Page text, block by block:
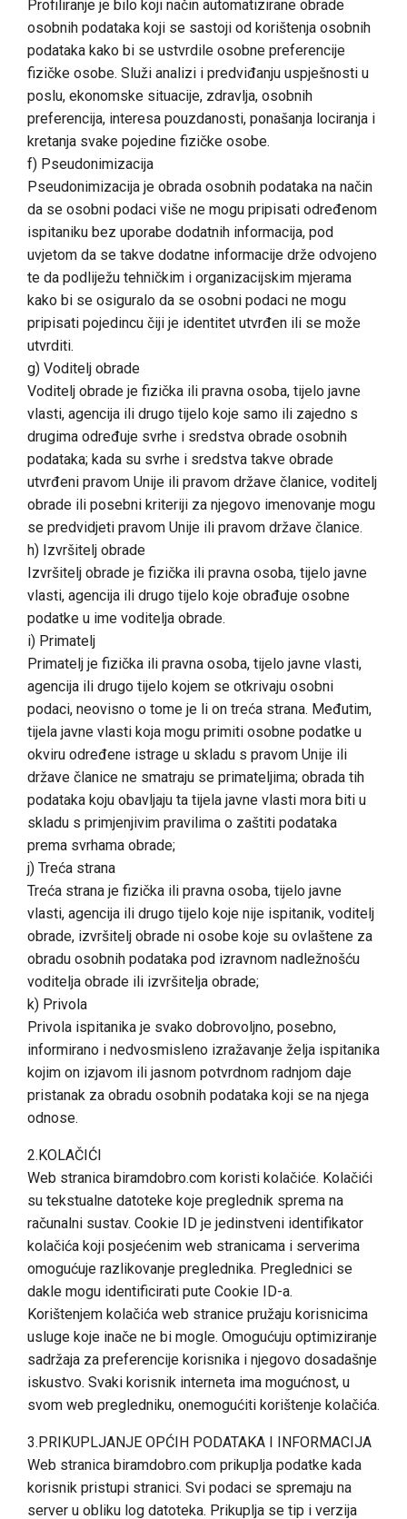
Profiliranje je bilo koji način automatizirane obrade
osobnih podataka koji se sastoji od korištenja osobnih
podataka kako bi se ustvrdile osobne preferencije
fizičke osobe. Služi analizi i predviđanju uspješnosti u
poslu, ekonomske situacije, zdravlja, osobnih
preferencija, interesa pouzdanosti, ponašanja lociranja i
kretanja svake pojedine fizičke osobe.
f) Pseudonimizacija
Pseudonimizacija je obrada osobnih podataka na način
da se osobni podaci više ne mogu pripisati određenom
ispitaniku bez uporabe dodatnih informacija, pod
uvjetom da se takve dodatne informacije drže odvojeno
te da podliježu tehničkim i organizacijskim mjerama
kako bi se osiguralo da se osobni podaci ne mogu
pripisati pojedincu čiji je identitet utvrđen ili se može
utvrditi.
g) Voditelj obrade
Voditelj obrade je fizička ili pravna osoba, tijelo javne
vlasti, agencija ili drugo tijelo koje samo ili zajedno s
drugima određuje svrhe i sredstva obrade osobnih
podataka; kada su svrhe i sredstva takve obrade
utvrđeni pravom Unije ili pravom države članice, voditelj
obrade ili posebni kriteriji za njegovo imenovanje mogu
se predvidjeti pravom Unije ili pravom države članice.
h) Izvršitelj obrade
Izvršitelj obrade je fizička ili pravna osoba, tijelo javne
vlasti, agencija ili drugo tijelo koje obrađuje osobne
podatke u ime voditelja obrade.
i) Primatelj
Primatelj je fizička ili pravna osoba, tijelo javne vlasti,
agencija ili drugo tijelo kojem se otkrivaju osobni
podaci, neovisno o tome je li on treća strana. Međutim,
tijela javne vlasti koja mogu primiti osobne podatke u
okviru određene istrage u skladu s pravom Unije ili
države članice ne smatraju se primateljima; obrada tih
podataka koju obavljaju ta tijela javne vlasti mora biti u
skladu s primjenjivim pravilima o zaštiti podataka
prema svrhama obrade;
j) Treća strana
Treća strana je fizička ili pravna osoba, tijelo javne
vlasti, agencija ili drugo tijelo koje nije ispitanik, voditelj
obrade, izvršitelj obrade ni osobe koje su ovlaštene za
obradu osobnih podataka pod izravnom nadležnošću
voditelja obrade ili izvršitelja obrade;
k) Privola
Privola ispitanika je svako dobrovoljno, posebno,
informirano i nedvosmisleno izražavanje želja ispitanika
kojim on izjavom ili jasnom potvrdnom radnjom daje
pristanak za obradu osobnih podataka koji se na njega
odnose.
2.KOLAČIĆI
Web stranica biramdobro.com koristi kolačiće. Kolačići
su tekstualne datoteke koje preglednik sprema na
računalni sustav. Cookie ID je jedinstveni identifikator
kolačića koji posjećenim web stranicama i serverima
omogućuje razlikovanje preglednika. Preglednici se
dakle mogu identificirati pute Cookie ID-a.
Korištenjem kolačića web stranice pružaju korisnicima
usluge koje inače ne bi mogle. Omogućuju optimiziranje
sadržaja za preferencije korisnika i njegovo dosadašnje
iskustvo. Svaki korisnik interneta ima mogućnost, u
svom web pregledniku, onemogućiti korištenje kolačića.
3.PRIKUPLJANJE OPĆIH PODATAKA I INFORMACIJA
Web stranica biramdobro.com prikuplja podatke kada
korisnik pristupi stranici. Svi podaci se spremaju na
server u obliku log datoteka. Prikuplja se tip i verzija